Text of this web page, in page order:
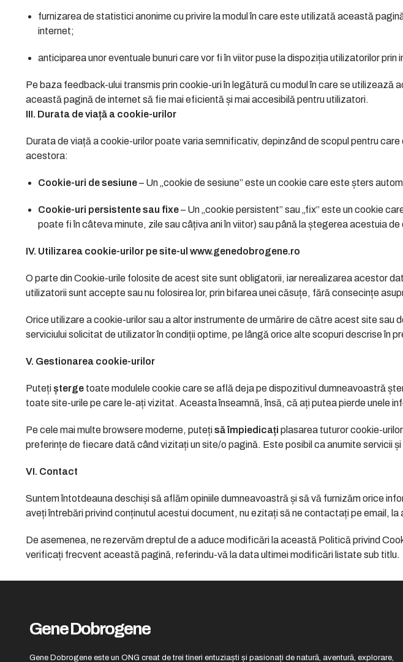
furnizarea de statistici anonime cu privire la modul în care este utilizată această
internet;
anticiparea unor eventuale bunuri care vor fi în viitor puse la dispoziția utilizatorilor
Pe baza feedback-ului transmis prin cookie-uri în legătură cu modul în care se
această pagină de internet să fie mai eficientă și mai accesibilă pentru utilizatori.
III. Durata de viață a cookie-urilor
Durata de viață a cookie-urilor poate varia semnificativ, depinzând de scopul pentru
acestora:
Cookie-uri de sesiune– Un „cookie de sesiune” este un cookie care este șters
Cookie-uri persistente sau fixe– Un „cookie persistent” sau „fix” este un cookie
poate fi în câteva minute, zile sau câțiva ani în viitor) sau până la ștegerea acestuia
IV. Utilizarea cookie-urilor pe site-ul www.genedobrogene.ro
O parte din Cookie-urile folosite de acest site sunt obligatorii, iar nerealizarea acestor
utilizatorii sunt accepte sau nu folosirea lor, prin bifarea unei căsuțe, fără consecințe
Orice utilizare a cookie-urilor sau a altor instrumente de urmărire de către acest site
serviciului solicitat de utilizator în condiții optime, pe lângă orice alte scopuri descrise în
V. Gestionarea cookie-urilor
Putețișterge toate modulele cookie care se află deja pe dispozitivul dumneavoastră
toate site-urile pe care le-ați vizitat. Aceasta înseamnă, însă, că ați putea pierde unele
Pe cele mai multe browsere moderne, putețisă împiedicați plasarea tuturor cookie-
preferințe de fiecare dată când vizitați un site/o pagină. Este posibil ca anumite servicii
VI. Contact
Suntem întotdeauna deschiși să aflăm opiniile dumneavoastră și să vă furnizăm orice
aveți întrebări privind conținutul acestui document, nu ezitați să ne contactați pe email,
De asemenea, ne rezervăm dreptul de a aduce modificări la această Politică privind
verificați frecvent această pagină, referindu-vă la data ultimei modificări listate sub titlu.
Gene Dobrogene
Gene Dobrogene este un ONG creat de trei tineri entuziaști și pasionați de natură, aventură, explorare,